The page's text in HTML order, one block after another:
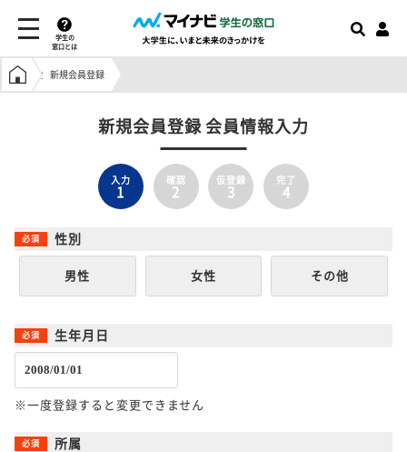
学生の
窓口とは
学生の窓口トップ
新規会員登録
新規会員登録 会員情報入力
入力
1
確認
2
仮登録
3
完了
4
性別
男性 女性 その他
生年月日
※一度登録すると変更できません
所属